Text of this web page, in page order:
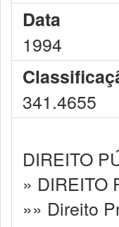
Data
1994
341.4655
DIREITO
» DIREITO
»» Direito